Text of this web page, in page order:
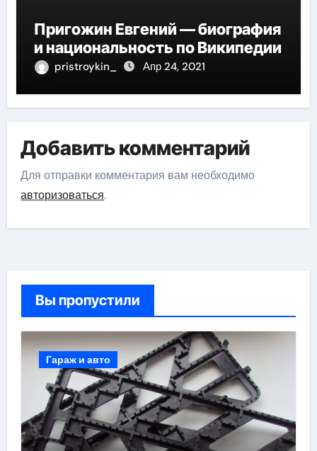
Пригожин Евгений — биография
и национальность по Википедии
pristroykin_ Апр 24, 2021
Добавить комментарий
Для отправки комментария вам необходимо
авторизоваться.
Вы пропустили
Гараж и авто